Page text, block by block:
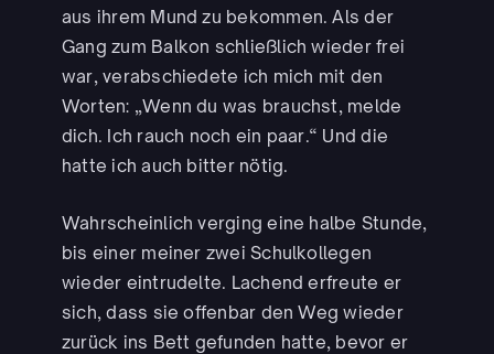
aus ihrem Mund zu bekommen. Als der
Gang zum Balkon schließlich wieder frei
war, verabschiedete ich mich mit den
Worten: „Wenn du was brauchst, melde
dich. Ich rauch noch ein paar.“ Und die
hatte ich auch bitter nötig.
Wahrscheinlich verging eine halbe Stunde,
bis einer meiner zwei Schulkollegen
wieder eintrudelte. Lachend erfreute er
sich, dass sie offenbar den Weg wieder
zurück ins Bett gefunden hatte, bevor er